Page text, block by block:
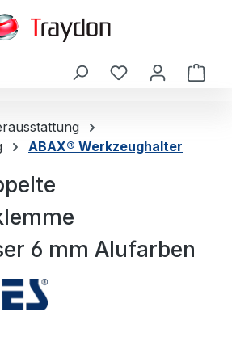
ABAX® Werkzeughalter
6 mm Alufarben